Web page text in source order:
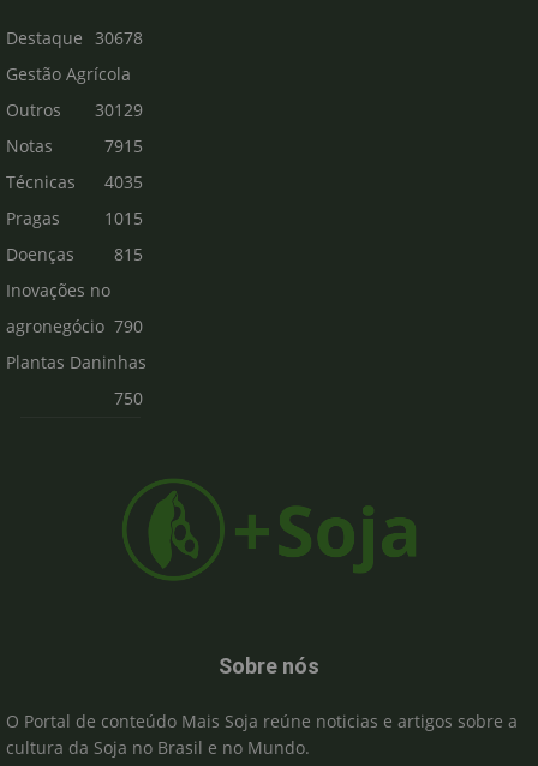
Destaque
30678
Gestão Agrícola
30129
Outros
7915
Notas
Técnicas
4035
Pragas
1015
Doenças
815
Inovações no
agronegócio 790
Plantas Daninhas
750
Sobre nós
O Portal de conteúdo Mais Soja reúne noticias e artigos sobre a
cultura da Soja no Brasil e no Mundo.